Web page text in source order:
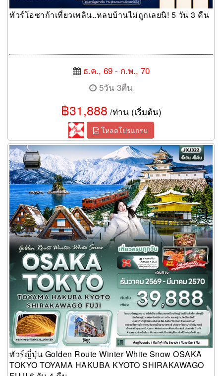
ทัวร์โอซาก้าเที่ยวเพลิน..หลบบ้านไม่ถูกเลยนิ! 5 วัน 3 คืน
ธ.ค., 69 - ก.พ., 70
5วัน 3คืน
฿31,888 /ท่าน (เริ่มต้น)
โหลดโปรแกรม
ทัวร์ญี่ปุ่น Golden Route Winter White Snow OSAKA TOKYO
TOYAMA HAKUBA KYOTO SHIRAKAWAGO FUJI 6 วัน 4 คืน
ทัวร์ญี่ปุ่น Golden Route Winter White Snow OSAKA
TOKYO TOYAMA HAKUBA KYOTO SHIRAKAWAGO